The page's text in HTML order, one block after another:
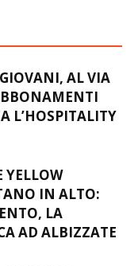
AL VIA
YELLOW
IN ALTO: